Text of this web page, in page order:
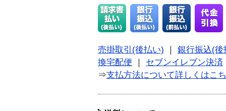
売掛取引(後払い)
銀行振込(後
換宅配便
セブンイレブン決済
⇒支払方法について詳しくはこ